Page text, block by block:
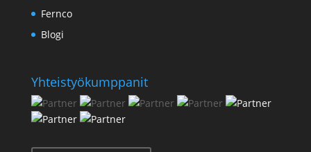
Fernco
Blogi
Yhteistyökumppanit